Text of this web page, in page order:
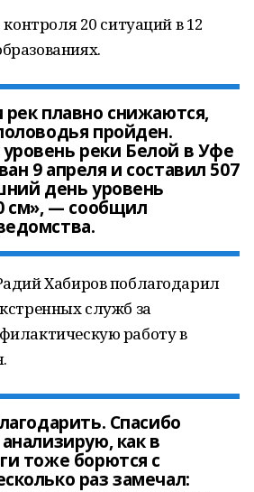
20 ситуаций в 12
рек плавно снижаются,
пройден.
реки Белой в Уфе
9 апреля и составил 507
день уровень
см», — сообщил
Хабиров поблагодарил
служб за
работу в
Спасибо
как в
тоже борются с
раз замечал: